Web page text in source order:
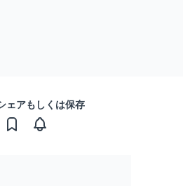
ェアもしくは保存